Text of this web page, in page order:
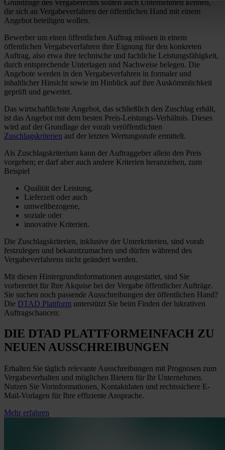
Grundzüge des Vergaberechts sollten auch Unternehmen kennen,
die sich an Vergabeverfahren der öffentlichen Hand mit einem
Angebot beteiligen wollen.
Bewerber um einen öffentlichen Auftrag müssen in einem
öffentlichen Vergabeverfahren ihre Eignung für den konkreten
Auftrag, also etwa ihre technische und fachliche Leistungsfähigkeit,
durch entsprechende Unterlagen und Nachweise belegen. Die
Angebote werden in den Vergabeverfahren in formaler und
inhaltlicher Hinsicht sowie im Hinblick auf ihre Auskömmlichkeit
geprüft und gewertet.
Das wirtschaftlichste Angebot, das schließlich den Zuschlag erhält,
ist das Angebot mit dem besten Preis-Leistungs-Verhältnis. Dieses
wird auf der Grundlage der vorab veröffentlichten
Zuschlagskriterien auf der letzten Wertungsstufe ermittelt.
Als Zuschlagskriterium kann der Auftraggeber allein den Preis
vorgeben; er darf aber auch andere Kriterien heranziehen, zum
Beispiel
Qualität der Leistung,
Lieferzeit oder auch
umweltbezogene,
soziale oder
innovative Kriterien.
Die Zuschlagskriterien, inklusive der Unterkriterien, sind vorab
festzulegen und bekanntzumachen und dürfen während des
Vergabeverfahrens nicht geändert werden.
Mit diesen Hintergrundinformationen ausgestattet, sind Sie
vorbereitet für Ihre Akquise bei der Vergabe öffentlicher Aufträge.
Sie suchen noch passende Ausschreibungen der öffentlichen Hand?
Die DTAD Plattform unterstützt Sie beim Finden der lukrativen
Auftragschancen:
DIE DTAD PLATTFORMEINFACH ZU
NEUEN AUSSCHREIBUNGEN
Erhalten Sie täglich relevante Ausschreibungen mit Prognosen zum
Vergabeverhalten und möglichen Bietern für Ihr Unternehmen.
Nutzen Sie Vorinformationen, Kontaktdaten und rechtssichere E-
Mail-Vorlagen für Ihre effiziente Ansprache.
Mehr erfahren